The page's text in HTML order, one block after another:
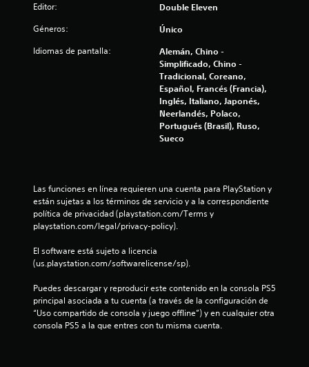
s
t
l
d
Editor: Double Eleven
Géneros: Único
Idiomas de pantalla:
Alemán, Chino -
Simplificado, Chino -
Tradicional, Coreano,
Español, Francés (Francia),
Inglés, Italiano, Japonés,
Neerlandés, Polaco,
Portugués (Brasil), Ruso,
Sueco
Las funciones en línea requieren una cuenta para PlayStation y
están sujetas a los términos de servicio y a la correspondiente
política de privacidad (playstation.com/Terms y
playstation.com/legal/privacy-policy).
El software está sujeto a licencia
(us.playstation.com/softwarelicense/sp).
Puedes descargar y reproducir este contenido en la consola PS5
principal asociada a tu cuenta (a través de la configuración de
“Uso compartido de consola y juego offline”) y en cualquier otra
consola PS5 a la que entres con tu misma cuenta.